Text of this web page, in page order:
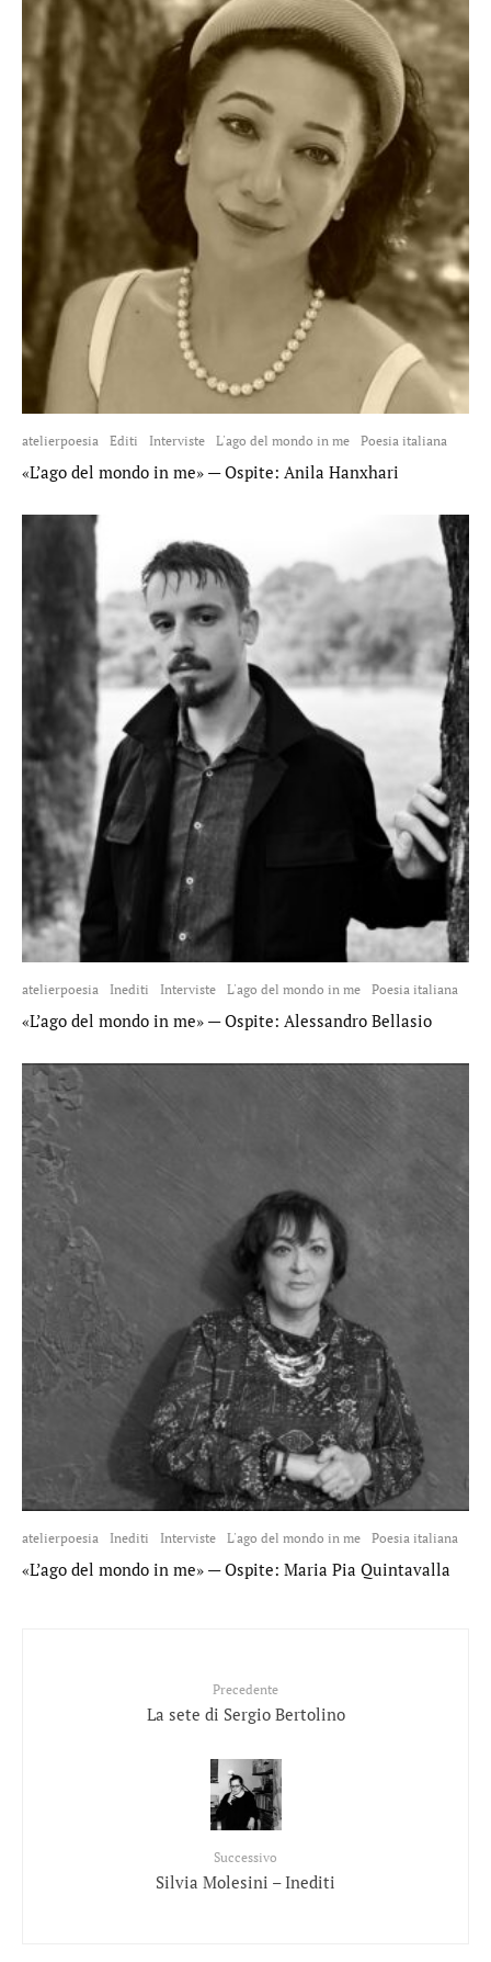
atelierpoesia Editi Interviste L'ago del mondo in me Poesia italiana
«L’ago del mondo in me» — Ospite: Anila Hanxhari
atelierpoesia Inediti Interviste L'ago del mondo in me Poesia italiana
«L’ago del mondo in me» — Ospite: Alessandro Bellasio
atelierpoesia Inediti Interviste L'ago del mondo in me Poesia italiana
«L’ago del mondo in me» — Ospite: Maria Pia Quintavalla
Precedente
La sete di Sergio Bertolino
Successivo
Silvia Molesini – Inediti